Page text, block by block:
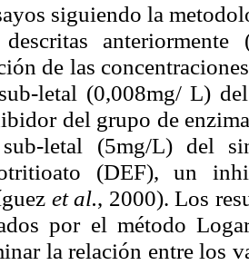
siguiendo la
de las
letal (0,008mg/ L)
del grupo de
letal (5mg/L) del
(DEF), un
et al., 2000). Los
por el método
la relación entre los